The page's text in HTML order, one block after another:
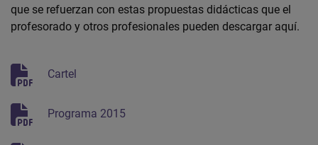
que se refuerzan con estas propuestas didácticas que el
profesorado y otros profesionales pueden descargar aquí.
Cartel
Programa 2015